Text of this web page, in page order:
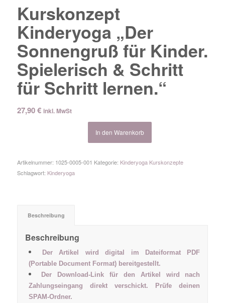
Kurskonzept
Kinderyoga „Der
Sonnengruß für Kinder.
Spielerisch & Schritt
für Schritt lernen.“
27,90€ inkl. MwSt
In den Warenkorb
Artikelnummer: 1025-0005-001 Kategorie: Kinderyoga Kurskonzepte
Schlagwort: Kinderyoga
Beschreibung
Beschreibung
Der Artikel wird digital im Dateiformat PDF
(Portable Document Format) bereitgestellt.
Der Download-Link für den Artikel wird nach
Zahlungseingang direkt verschickt. Prüfe deinen
SPAM-Ordner.